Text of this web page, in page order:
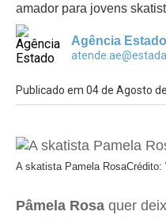
amador para jovens
Agência Estado
Publicado em 04 de Agosto
A skatista Pamela RosaCrédito:
Pâmela Rosa quer